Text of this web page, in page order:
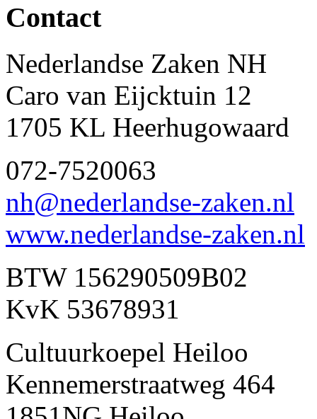
Contact
Nederlandse Zaken NH
Caro van Eijcktuin 12
1705 KL Heerhugowaard
072-7520063
nh@nederlandse-zaken.nl
www.nederlandse-zaken.nl
BTW 156290509B02
KvK 53678931
Cultuurkoepel Heiloo
Kennemerstraatweg 464